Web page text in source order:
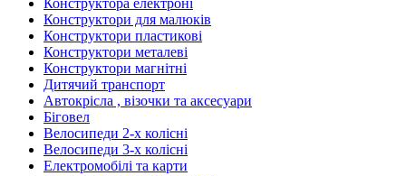
Конструктора електроні
Конструктори для малюків
Конструктори пластикові
Конструктори металеві
Конструктори магнітні
Дитячий транспорт
Автокрісла , візочки та аксесуари
Біговел
Велосипеди 2-х колісні
Велосипеди 3-х колісні
Електромобілі та карти